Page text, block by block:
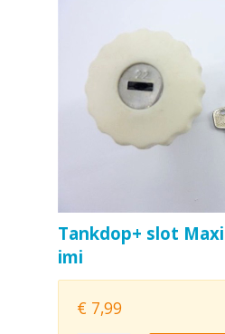
Tankdop+ slot
imi
€ 7,99